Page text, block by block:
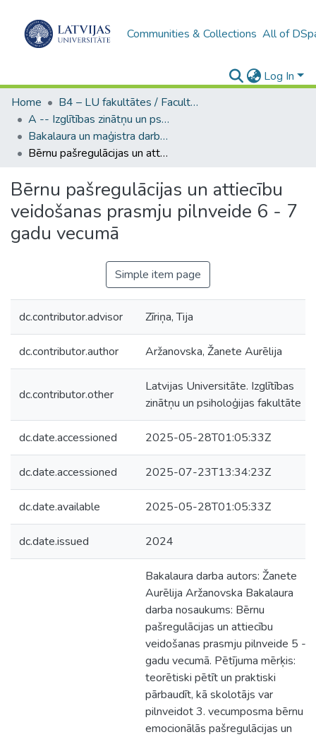
Communities & Collections All of
Log In
Home
B4 – LU fakultātes / Faculties of the UL
A -- Izglītības zinātņu un psiholoģijas fakultāte / Faculty of Education Sciences and Psychology
Bakalaura un maģistra darbi (PPMF) / Bachelor's and Master's theses
Bērnu pašregulācijas un attiecību veidošanas prasmju pilnveide 6 - 7 gadu vecumā
Bērnu pašregulācijas un attiecību
veidošanas prasmju pilnveide 6 - 7
gadu vecumā
Simple item page
dc.contributor.advisor Zīriņa, Tija
dc.contributor.author Aržanovska, Žanete Aurēlija
dc.contributor.other
Latvijas Universitāte. Izglītības
zinātņu un psiholoģijas fakultāte
dc.date.accessioned 2025-05-28T01:05:33Z
dc.date.accessioned 2025-07-23T13:34:23Z
dc.date.available 2025-05-28T01:05:33Z
dc.date.issued 2024
Bakalaura darba autors: Žanete
Aurēlija Aržanovska Bakalaura
darba nosaukums: Bērnu
pašregulācijas un attiecību
veidošanas prasmju pilnveide 5 - 7
gadu vecumā. Pētījuma mērķis:
teorētiski pētīt un praktiski
pārbaudīt, kā skolotājs var
pilnveidot 3. vecumposma bērnu
emocionālās pašregulācijas un